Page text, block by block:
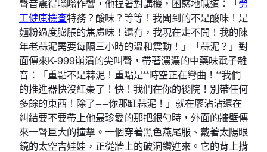
聲音震得嗡嗡作響，他捏著對講機，困惑地喊道：「勞
工健康檢查特務？酸味？等等！我聞到的不是酸味！是
麵粉過度膨脹的焦慮味！還有，我現在走不開！我的陳
年老蒜泥需要每隔三小時的溫和震動！」「蒜泥？」對
面傳來K-999崩潰的尖叫聲，帶著濃濃的中藥味電子雜
音：「重點不是蒜泥！重點是**時空正在彎曲！**我們
的推進器快沒紅棗了！快！我們在你的後院！別帶任何
多餘的東西！除了——你那缸蒜泥！」就在廖沾沾還在
糾結要不要帶上他最珍愛的那把銀勺時，外面的牆壁傳
來一聲巨大的撞擊。一個穿著黑色燕尾服、戴著太陽眼
鏡的太空吉娃娃，正從牆上的破洞鑽進來。它的背上揹